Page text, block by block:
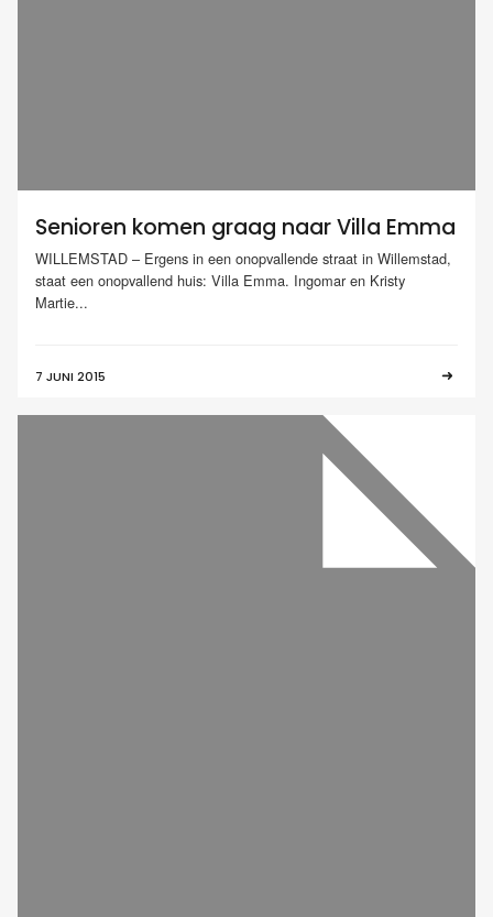
Senioren komen graag naar Villa Emma
WILLEMSTAD – Ergens in een onopvallende straat in Willemstad,
staat een onopvallend huis: Villa Emma. Ingomar en Kristy
Martie...
7 JUNI 2015